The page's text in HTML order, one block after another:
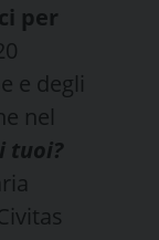
per
e degli
nel
tuoi?